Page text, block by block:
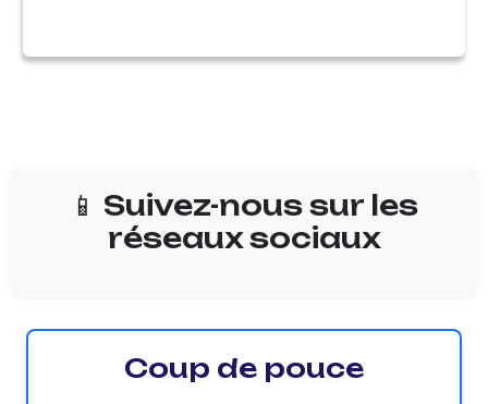
📱 Suivez-nous sur les
réseaux sociaux
Coup de pouce